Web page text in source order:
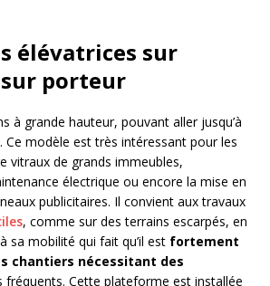
élévatrices sur
porteur
à grande hauteur, pouvant aller jusqu’à
Ce modèle est très intéressant pour les
vitraux de grands immeubles,
électrique ou encore la mise en
publicitaires. Il convient aux travaux
, comme sur des terrains escarpés, en
sa mobilité qui fait qu’il est fortement
chantiers nécessitant des
fréquents. Cette plateforme est installée